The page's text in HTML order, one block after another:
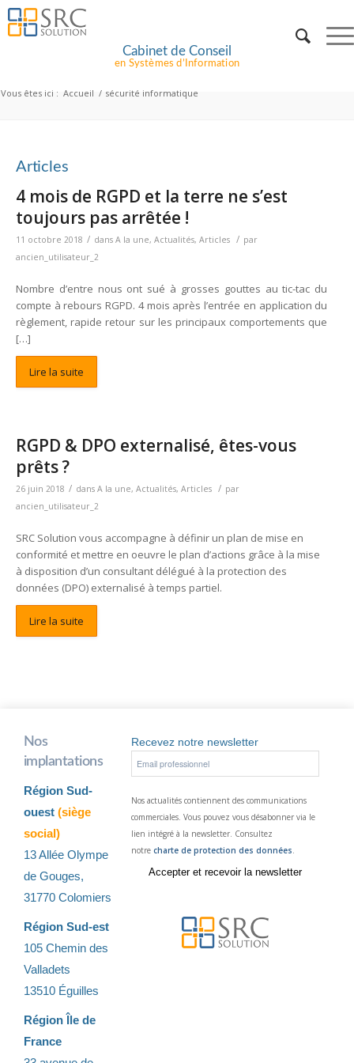
Cabinet de Conseil
en Systèmes d’Information
Vous êtes ici : Accueil / sécurité informatique
Articles
4 mois de RGPD et la terre ne s’est
toujours pas arrêtée !
11 octobre 2018 / dans A la une, Actualités, Articles / par
ancien_utilisateur_2
Nombre d’entre nous ont sué à grosses gouttes au tic-tac du
compte à rebours RGPD. 4 mois après l’entrée en application du
règlement, rapide retour sur les principaux comportements que
[…]
Lire la suite
RGPD & DPO externalisé, êtes-vous
prêts ?
26 juin 2018 / dans A la une, Actualités, Articles / par
ancien_utilisateur_2
SRC Solution vous accompagne à définir un plan de mise en
conformité et mettre en oeuvre le plan d’actions grâce à la mise
à disposition d’un consultant délégué à la protection des
données (DPO) externalisé à temps partiel.
Lire la suite
Nos
implantations
Région Sud-
ouest (siège
social)
13 Allée Olympe
de Gouges,
31770 Colomiers
Région Sud-est
105 Chemin des
Valladets
13510 Éguilles
Région Île de
France
Recevez notre newsletter
Nos actualités contiennent des communications
commerciales. Vous pouvez vous désabonner via le
lien intégré à la newsletter. Consultez
notre charte de protection des données.